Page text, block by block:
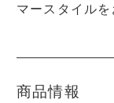
マースタイルを
商品情報